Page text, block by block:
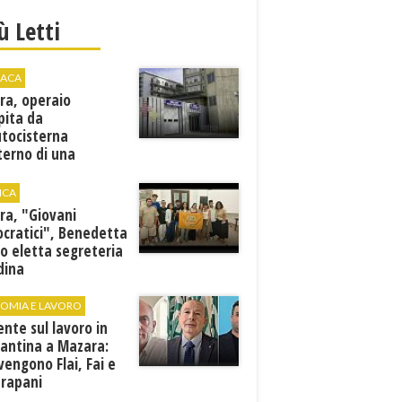
Letti
operaio
da
di una
al "Villa Sofia"
"Giovani
Benedetta
eletta segreteria
E LAVORO
sul lavoro in
a Mazara:
Flai, Fai e